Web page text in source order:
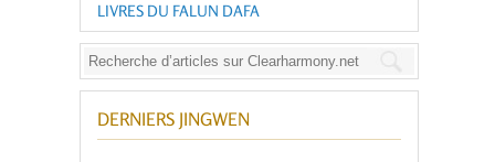
LIVRES DU FALUN DAFA
DERNIERS JINGWEN